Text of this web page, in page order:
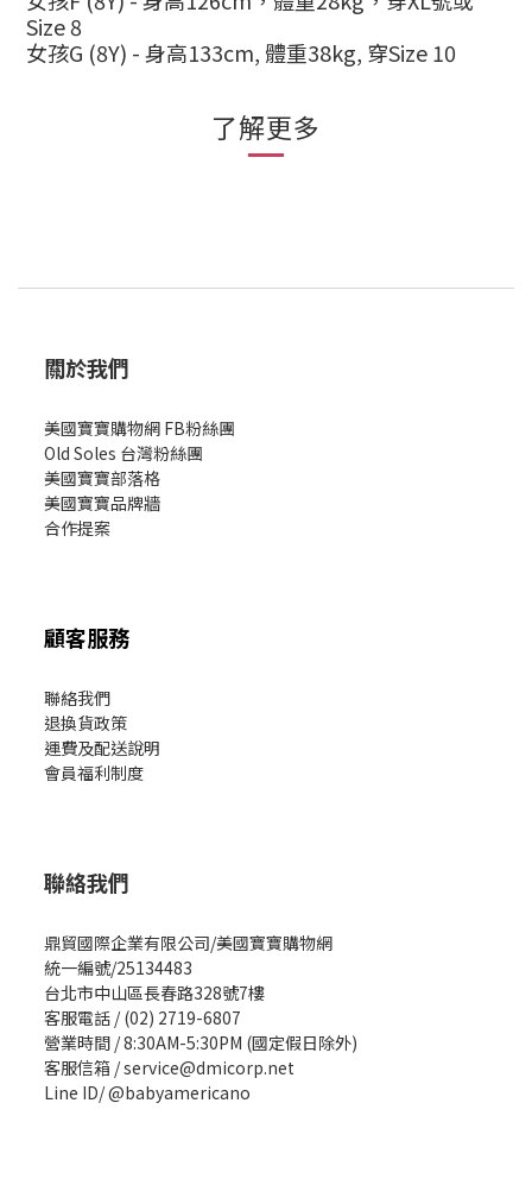
Size 8
女孩G (8Y) -身高133cm, 體重38kg, 穿Size 10
了解更多
關於我們
美國寶寶購物網 FB粉絲團
Old Soles 台灣粉絲團
美國寶寶部落格
美國寶寶品牌牆
合作提案
顧客服務
聯絡我們
退換貨政策
運費及配送說明
會員福利制度
聯絡我們
鼎貿國際企業有限公司/美國寶寶購物網
統一編號/25134483
台北市中山區長春路328號7樓
客服電話 / (02) 2719-6807
營業時間 / 8:30AM-5:30PM (國定假日除外)
客服信箱 / service@dmicorp.net
Line ID/ @babyamericano